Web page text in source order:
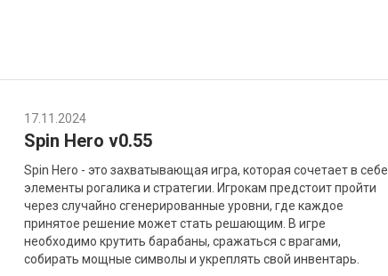
17.11.2024
Spin Hero v0.55
Spin Hero - это захватывающая игра, которая сочетает в себе
элементы рогалика и стратегии. Игрокам предстоит пройти
через случайно сгенерированные уровни, где каждое
принятое решение может стать решающим. В игре
необходимо крутить барабаны, сражаться с врагами,
собирать мощные символы и укреплять свой инвентарь.